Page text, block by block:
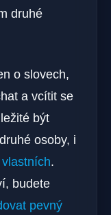
druhé
o slovech,
a vcítit se
být
osoby, i
.
budete
pevný